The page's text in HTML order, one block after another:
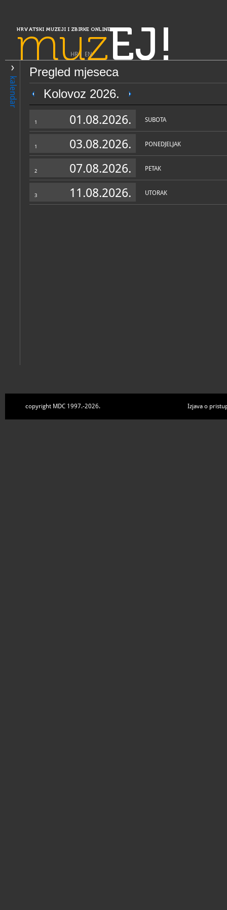
HRVATSKI MUZEJI I ZBIRKE ONLINE
muzEJ!
HR| EN
kalendar
Pregled mjeseca
Kolovoz 2026.
1 01.08.2026. SUBOTA
1 03.08.2026. PONEDJELJAK
2 07.08.2026. PETAK
3 11.08.2026. UTORAK
PRETRAŽIVANJE
Slavonija, Baranja i Srijem
Gradski muzej Vukovar
OPĆI PODACI
copyright MDC 1997.-2026. Izjava o